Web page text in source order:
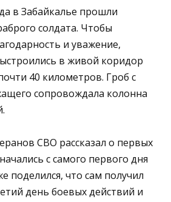
в Забайкалье прошли
солдата. Чтобы
и уважение,
в живой коридор
40 километров. Гроб с
сопровождала колонна
СВО рассказал о первых
с самого первого дня
поделился, что сам получил
день боевых действий и